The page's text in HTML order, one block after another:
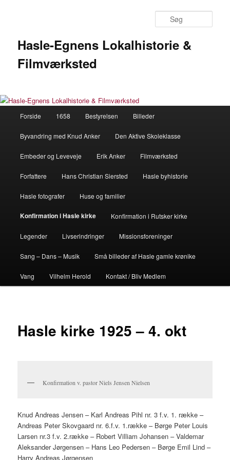
Hasle-Egnens Lokalhistorie &
Filmværksted
Forside 1658 Bestyrelsen Billeder
Byvandring med Knud Anker Den Aktive Skoleklasse
Embeder og Leveveje Erik Anker Filmværksted
Forfattere Hans Christian Siersted Hasle byhistorie
Hasle fotografer Huse og familier
Konfirmation i Hasle kirke Konfirmation i Rutsker kirke
Legender Livserindringer Missionsforeninger
Sang – Dans – Musik Små billeder af Hasle gamle krønike
Vang Vilhelm Herold Kontakt / Bliv Medlem
Hasle kirke 1925 – 4. okt
Konfirmation v. pastor Niels Jensen Nielsen
Knud Andreas Jensen – Karl Andreas Pihl nr. 3 f.v. 1. række –
Andreas Peter Skovgaard nr. 6.f.v. 1.række – Børge Peter Louis
Larsen nr.3 f.v. 2.række – Robert Villiam Johansen – Valdemar
Aleksander Jørgensen – Hans Leo Pedersen – Børge Emil Lind –
Harry Andreas Jørgensen